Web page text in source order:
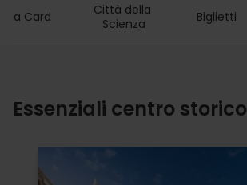
Card
Città della
Scienza
Biglietti
Essenziali centro storico